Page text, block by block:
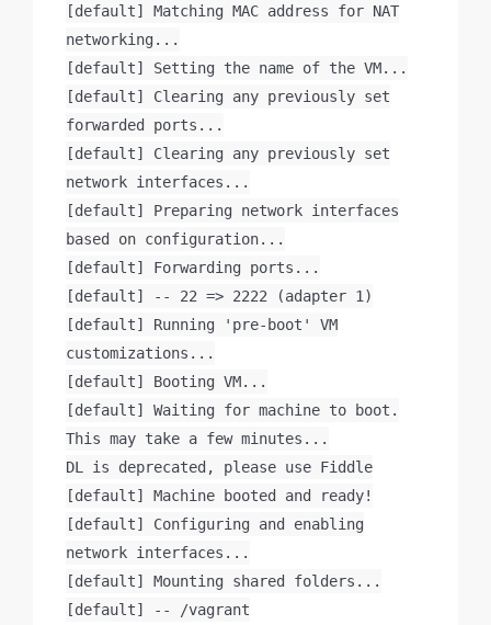
[default] Matching MAC address for NAT
networking...
[default] Setting the name of the VM...
[default] Clearing any previously set
forwarded ports...
[default] Clearing any previously set
network interfaces...
[default] Preparing network interfaces
based on configuration...
[default] Forwarding ports...
[default] -- 22 => 2222 (adapter 1)
[default] Running 'pre-boot' VM
customizations...
[default] Booting VM...
[default] Waiting for machine to boot.
This may take a few minutes...
DL is deprecated, please use Fiddle
[default] Machine booted and ready!
[default] Configuring and enabling
network interfaces...
[default] Mounting shared folders...
[default] -- /vagrant